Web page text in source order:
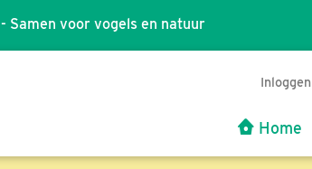
- Samen voor vogels en natuur
Inloggen
Home